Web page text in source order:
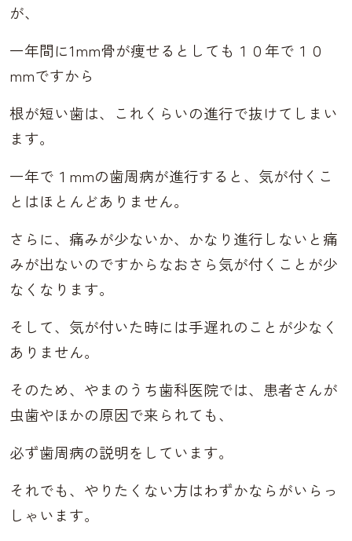
が、
一年間に1mm骨が痩せるとしても１０年で１０
mmですから
根が短い歯は、これくらいの進行で抜けてしまい
ます。
一年で１mmの歯周病が進行すると、気が付くこ
とはほとんどありません。
さらに、痛みが少ないか、かなり進行しないと痛
みが出ないのですからなおさら気が付くことが少
なくなります。
そして、気が付いた時には手遅れのことが少なく
ありません。
そのため、やまのうち歯科医院では、患者さんが
虫歯やほかの原因で来られても、
必ず歯周病の説明をしています。
それでも、やりたくない方はわずかならがいらっ
しゃいます。